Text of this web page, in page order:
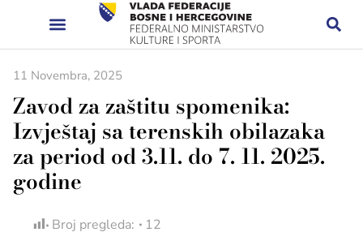
11 Novembra, 2025
Zavod za zaštitu spomenika:
Izvještaj sa terenskih obilazaka
za period od 3.11. do 7. 11. 2025.
godine
Broj pregleda: 12